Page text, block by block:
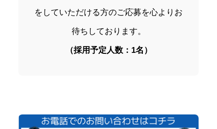
をしていただける方のご応募を心よりお
待ちしております。
（採用予定人数：1名）